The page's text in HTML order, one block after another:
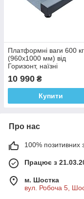
Платформні ваги 600 кг
(960х1000 мм) від
Горизонт, наїзні
низькопрофільні, з
вбудованими
10 990 ₴
Купити
Про нас
100% позитивних з
Працює з
м. Шостка
вул. Робоча 5,